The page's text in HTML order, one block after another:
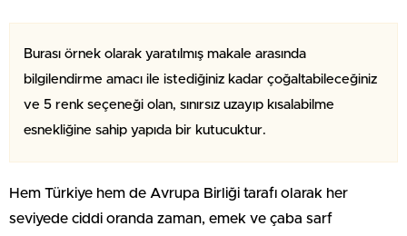
Burası örnek olarak yaratılmış makale arasında
bilgilendirme amacı ile istediğiniz kadar çoğaltabileceğiniz
ve 5 renk seçeneği olan, sınırsız uzayıp kısalabilme
esnekliğine sahip yapıda bir kutucuktur.
Hem Türkiye hem de Avrupa Birliği tarafı olarak her
seviyede ciddi oranda zaman, emek ve çaba sarf